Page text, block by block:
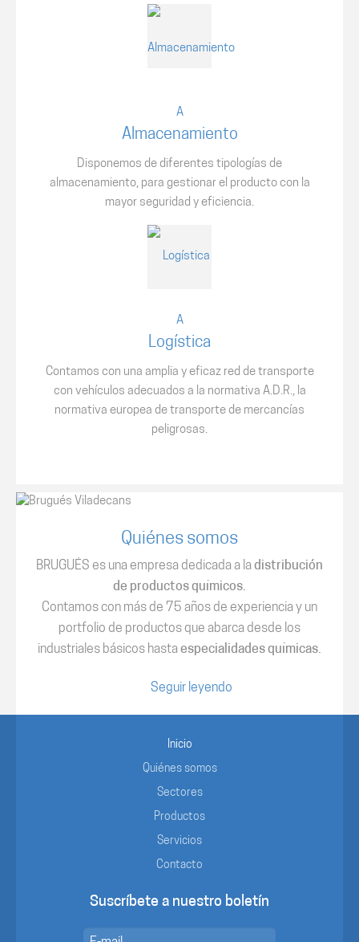
Almacenamiento
Disponemos de diferentes tipologías de
almacenamiento, para gestionar el producto con la
mayor seguridad y eficiencia.
Logística
Contamos con una amplia y eficaz red de transporte
con vehículos adecuados a la normativa A.D.R., la
normativa europea de transporte de mercancías
peligrosas.
Quiénes somos
BRUGUÉS es una empresa dedicada a ladistribución
de productos químicos.
Contamos con más de 75 años de experiencia y un
portfolio de productos que abarca desde los
industriales básicos hastaespecialidades químicas.
Seguir leyendo
Inicio
Quiénes somos
Sectores
Productos
Servicios
Contacto
Suscríbete a nuestro boletín